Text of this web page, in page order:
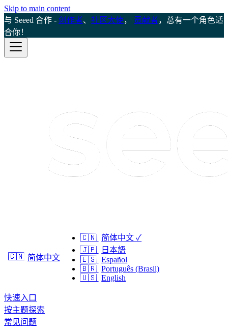
Skip to main content
与 Seeed 合作 - 创作者、 社区大使， 贡献者，总有一个角色适
合你！
🇨🇳 简体中文
🇨🇳 简体中文 ✓
🇯🇵
日本語
🇪🇸 Español
🇧🇷 Português (Brasil)
🇺🇸 English
快速入口
按主题探索
常见问题